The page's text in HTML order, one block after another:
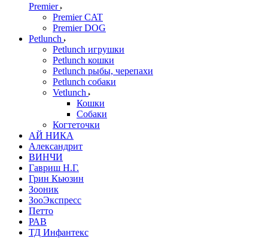
Premier
Premier CAT
Premier DOG
Petlunch
Petlunch игрушки
Petlunch кошки
Petlunch рыбы, черепахи
Petlunch собаки
Vetlunch
Кошки
Собаки
Когтеточки
АЙ НИКА
Александрит
ВИНЧИ
Гавриш Н.Г.
Грин Кьюзин
Зооник
ЗооЭкспресс
Петто
РАВ
ТД Инфантекс